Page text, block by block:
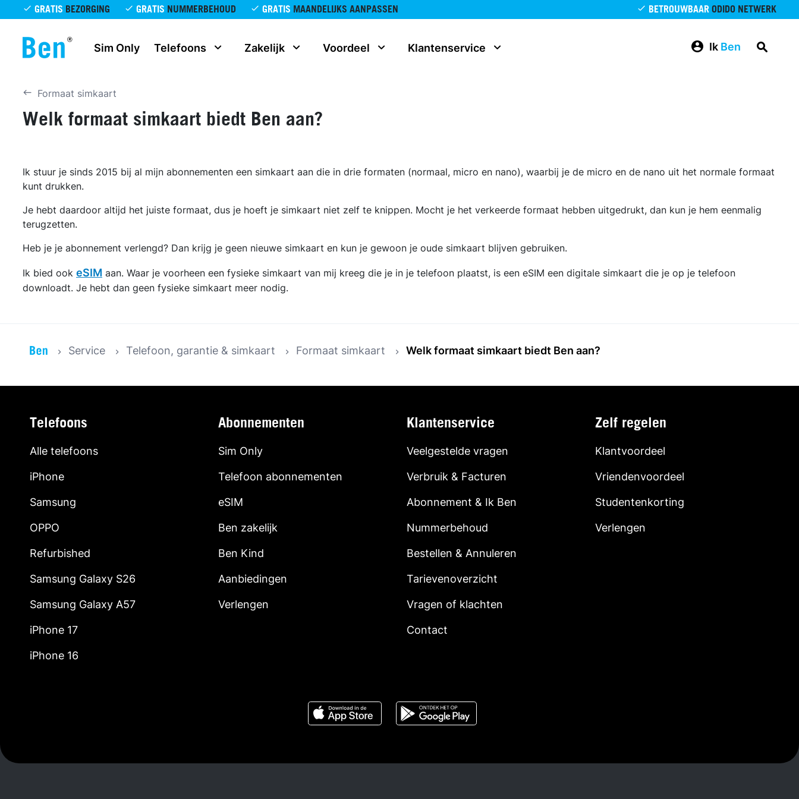
Overslaan en naar de inhoud gaan
GRATIS BEZORGING GRATIS NUMMERBEHOUD GRATIS MAANDELIJKS AANPASSEN BETROUWBAAR ODIDO NETWERK
Sim Only Telefoons Zakelijk Voordeel Klantenservice Ik Ben
Formaat simkaart
Welk formaat simkaart biedt Ben aan?
Ik stuur je sinds 2015 bij al mijn abonnementen een simkaart aan die in drie formaten (normaal, micro en nano), waarbij je de micro en de nano uit het normale formaat
kunt drukken.
Je hebt daardoor altijd het juiste formaat, dus je hoeft je simkaart niet zelf te knippen. Mocht je het verkeerde formaat hebben uitgedrukt, dan kun je hem eenmalig
terugzetten.
Heb je je abonnement verlengd? Dan krijg je geen nieuwe simkaart en kun je gewoon je oude simkaart blijven gebruiken.
Ik bied ook eSIM aan. Waar je voorheen een fysieke simkaart van mij kreeg die je in je telefoon plaatst, is een eSIM een digitale simkaart die je op je telefoon
downloadt. Je hebt dan geen fysieke simkaart meer nodig.
Service Telefoon, garantie & simkaart Formaat simkaart Welk formaat simkaart biedt Ben aan?
Telefoons
Alle telefoons
iPhone
Samsung
OPPO
Refurbished
Samsung Galaxy S26
Samsung Galaxy A57
iPhone 17
iPhone 16
Abonnementen
Sim Only
Telefoon abonnementen
eSIM
Ben zakelijk
Ben Kind
Aanbiedingen
Verlengen
Klantenservice
Veelgestelde vragen
Verbruik & Facturen
Abonnement & Ik Ben
Nummerbehoud
Bestellen & Annuleren
Tarievenoverzicht
Vragen of klachten
Contact
Zelf regelen
Klantvoordeel
Vriendenvoordeel
Studentenkorting
Verlengen